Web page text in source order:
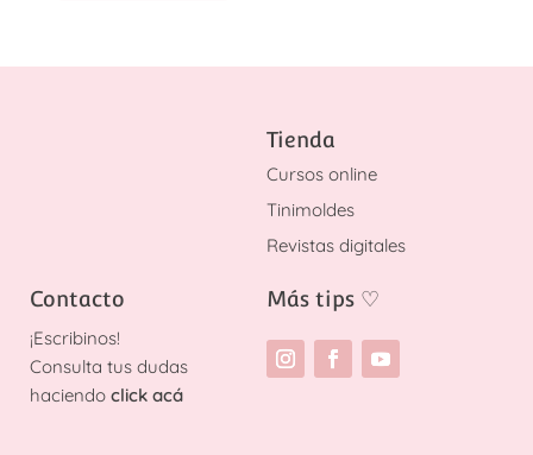
Tienda
Cursos online
Tinimoldes
Revistas digitales
Contacto
¡Escribinos!
Consulta tus dudas
haciendo click acá
Más tips ♡